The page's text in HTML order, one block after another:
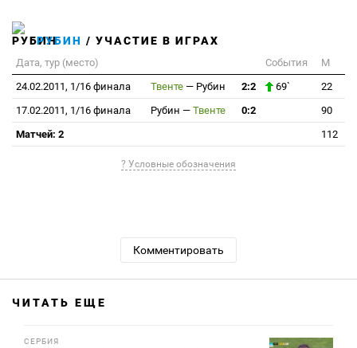
РУБИН / УЧАСТИЕ В ИГРАХ
Дата, тур (место) События
М
24.02.2011, 1/16 финала
Твенте — Рубин 2:2 69`
22
17.02.2011, 1/16 финала
Рубин — Твенте 0:2
90
Матчей: 2
112
? Условные обозначения
Комментировать
ЧИТАТЬ ЕЩЕ
СЕРБИЯ